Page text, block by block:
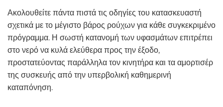
Ακολουθείτε πάντα πιστά τις οδηγίες του κατασκευαστή
σχετικά με το μέγιστο βάρος ρούχων για κάθε συγκεκριμένο
πρόγραμμα. Η σωστή κατανομή των υφασμάτων επιτρέπει
στο νερό να κυλά ελεύθερα προς την έξοδο,
προστατεύοντας παράλληλα τον κινητήρα και τα αμορτισέρ
της συσκευής από την υπερβολική καθημερινή
καταπόνηση.